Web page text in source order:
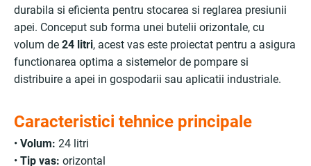
durabila si eficienta pentru stocarea si reglarea presiunii
apei. Conceput sub forma unei butelii orizontale, cu
volum de 24 litri, acest vas este proiectat pentru a asigura
functionarea optima a sistemelor de pompare si
distribuire a apei in gospodarii sau aplicatii industriale.
Caracteristici tehnice principale
• Volum: 24 litri
• Tip vas: orizontal